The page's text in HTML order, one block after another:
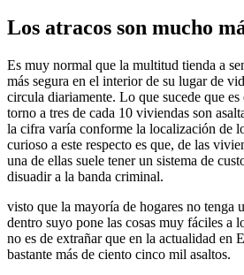
Los atracos son mucho
Es muy normal que la multitud tienda a
más segura en el interior de su lugar de
circula diariamente. Lo que sucede que
torno a tres de cada 10 viviendas son
la cifra varía conforme la localización de
curioso a este respecto es que, de las
una de ellas suele tener un sistema de
disuadir a la banda criminal.
visto que la mayoría de hogares no tenga
dentro suyo pone las cosas muy fáciles a
no es de extrañar que en la actualidad en
bastante más de ciento cinco mil asaltos.